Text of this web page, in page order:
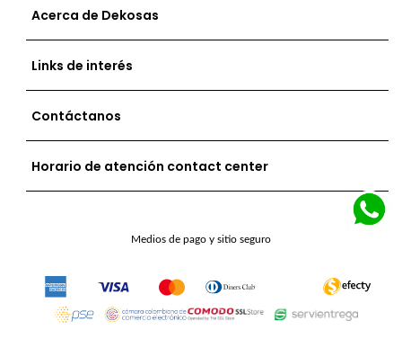
Acerca de Dekosas
Links de interés
Contáctanos
Horario de atención contact center
Medios de pago y sitio seguro